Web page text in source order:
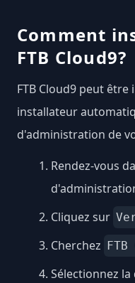
Comment
FTB Cloud9?
FTB Cloud9 peut
installateur
d'administration de
Rendez-vous
Cliquez sur
Cherchez
Sélectionnez